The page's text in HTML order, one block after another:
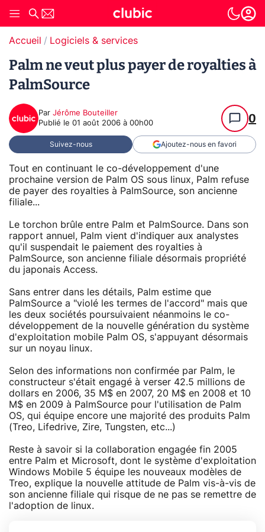
Accueil Logiciels & services
Palm ne veut plus payer de royalties à
PalmSource
Par Jérôme Bouteiller
Publié le 01 août 2006 à 00h00 0
Suivez-nous Ajoutez-nous en favori
Tout en continuant le co-développement d'une
prochaine version de Palm OS sous linux, Palm refuse
de payer des royalties à PalmSource, son ancienne
filiale...
Le torchon brûle entre Palm et PalmSource. Dans son
rapport annuel, Palm vient d'indiquer aux analystes
qu'il suspendait le paiement des royalties à
PalmSource, son ancienne filiale désormais propriété
du japonais Access.
Sans entrer dans les détails, Palm estime que
PalmSource a "violé les termes de l'accord" mais que
les deux sociétés poursuivaient néanmoins le co-
développement de la nouvelle génération du système
d'exploitation mobile Palm OS, s'appuyant désormais
sur un noyau linux.
Selon des informations non confirmée par Palm, le
constructeur s'était engagé à verser 42.5 millions de
dollars en 2006, 35 M$ en 2007, 20 M$ en 2008 et 10
M$ en 2009 à PalmSource pour l'utilisation de Palm
OS, qui équipe encore une majorité des produits Palm
(Treo, Lifedrive, Zire, Tungsten, etc...)
Reste à savoir si la collaboration engagée fin 2005
entre Palm et Microsoft, dont le système d'exploitation
Windows Mobile 5 équipe les nouveaux modèles de
Treo, explique la nouvelle attitude de Palm vis-à-vis de
son ancienne filiale qui risque de ne pas se remettre de
l'adoption de linux.